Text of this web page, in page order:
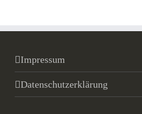
Impressum
Datenschutzerklärung